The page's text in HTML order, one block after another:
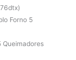
Forno 5
Queimadores